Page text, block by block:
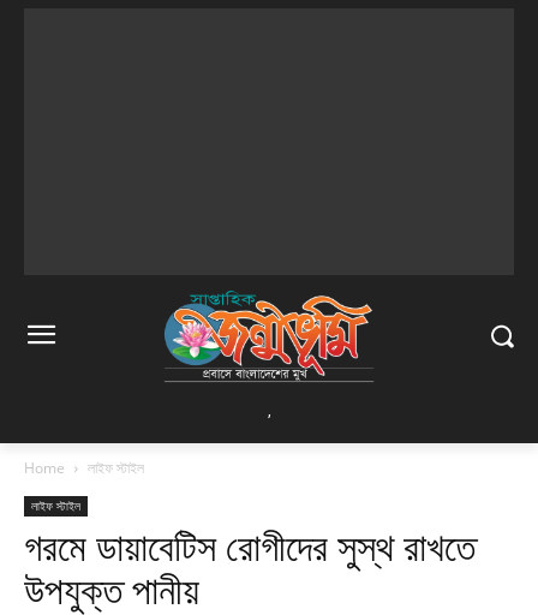
Home লাইফ স্টাইল
লাইফ স্টাইল
গরমে ডায়াবেটিস রোগীদের সুস্থ রাখতে
উপযুক্ত পানীয়